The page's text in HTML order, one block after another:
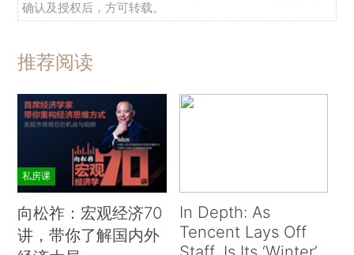
确认及授权后，方可转载。
推荐阅读
私房课
向松祚：宏观经济70
讲，带你了解国内外
In Depth: As
Tencent Lays Off